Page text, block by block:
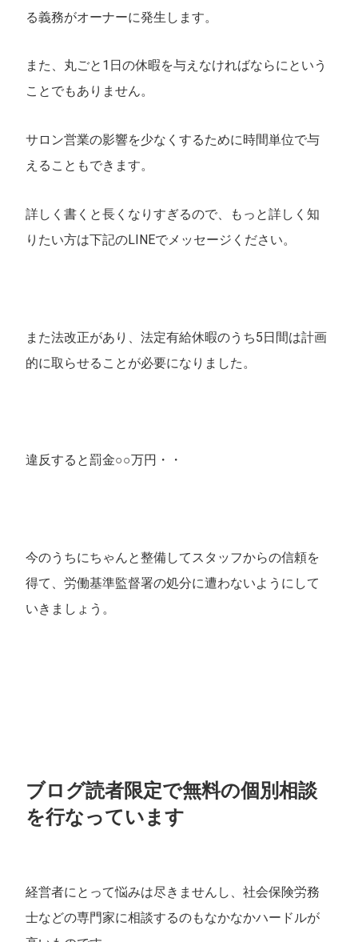
る義務がオーナーに発生します。
また、丸ごと1日の休暇を与えなければならにという
ことでもありません。
サロン営業の影響を少なくするために時間単位で与
えることもできます。
詳しく書くと長くなりすぎるので、もっと詳しく知
りたい方は下記のLINEでメッセージください。
また法改正があり、法定有給休暇のうち5日間は計画
的に取らせることが必要になりました。
違反すると罰金○○万円・・
今のうちにちゃんと整備してスタッフからの信頼を
得て、労働基準監督署の処分に遭わないようにして
いきましょう。
ブログ読者限定で無料の個別相談
を行なっています
経営者にとって悩みは尽きませんし、社会保険労務
士などの専門家に相談するのもなかなかハードルが